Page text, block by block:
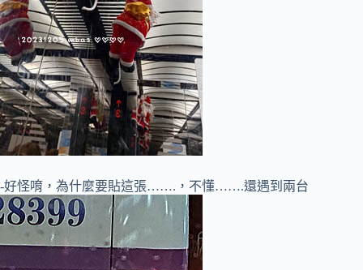
-好怪唷，為什麼要貼這張…….，不懂…….還遇到兩台